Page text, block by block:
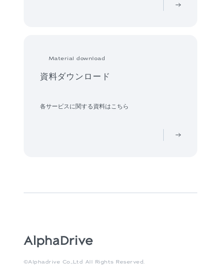
Material download
資料ダウンロード
各サービスに関する資料はこちら
©Alphadrive Co.,Ltd All Rights Reserved.